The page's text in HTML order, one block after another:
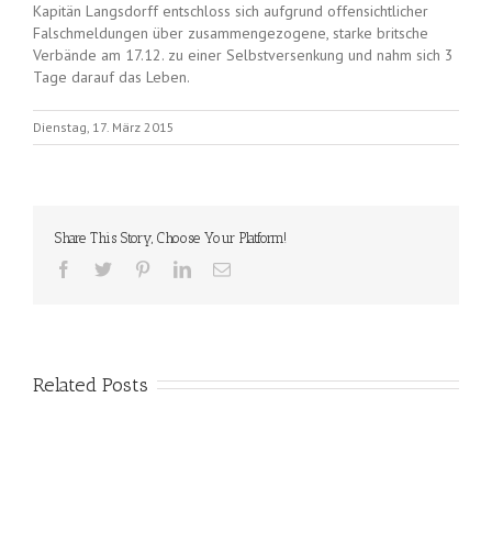
Kapitän Langsdorff entschloss sich aufgrund offensichtlicher
Falschmeldungen über zusammengezogene, starke britsche
Verbände am 17.12. zu einer Selbstversenkung und nahm sich 3
Tage darauf das Leben.
Dienstag, 17. März 2015
Share This Story, Choose Your Platform!
Related Posts